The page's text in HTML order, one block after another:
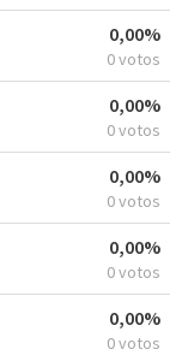
0,00%
0 votos
0,00%
0 votos
0,00%
0 votos
0,00%
0 votos
0,00%
0 votos